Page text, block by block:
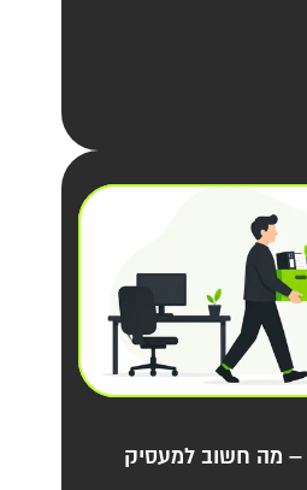
מה חשוב למעסיק